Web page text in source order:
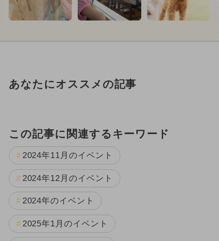
あなたにオススメの記事
この記事に関連するキーワード
2024年11月のイベント
2024年12月のイベント
2024年のイベント
2025年1月のイベント